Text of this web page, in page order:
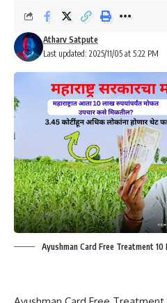
Last updated: 2025/11/05 at 5:22 PM
Atharv Satpute
Ayushman Card Free Treatment 10